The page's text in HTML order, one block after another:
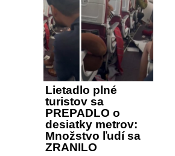
Lietadlo plné
turistov sa
PREPADLO o
desiatky metrov:
Množstvo ľudí sa
ZRANILO